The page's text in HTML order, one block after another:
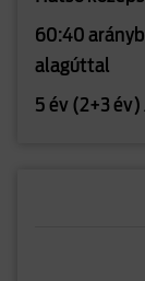
60:40
alagúttal
5 év (2+3